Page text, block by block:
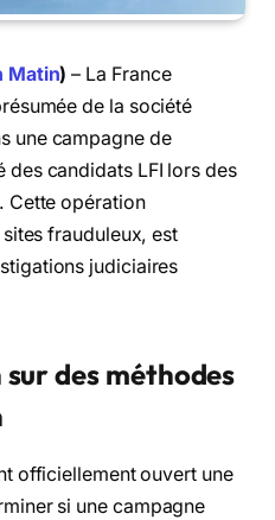
Matin) – La France
de la société
une campagne de
candidats LFI lors des
Cette opération
frauduleux, est
judiciaires
des méthodes
officiellement ouvert une
si une campagne